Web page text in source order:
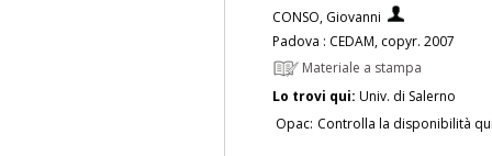
CONSO, Giovanni
Padova : CEDAM, copyr. 2007
Materiale a stampa
Lo trovi qui: Univ. di Salerno
Opac: Controlla la disponibilità